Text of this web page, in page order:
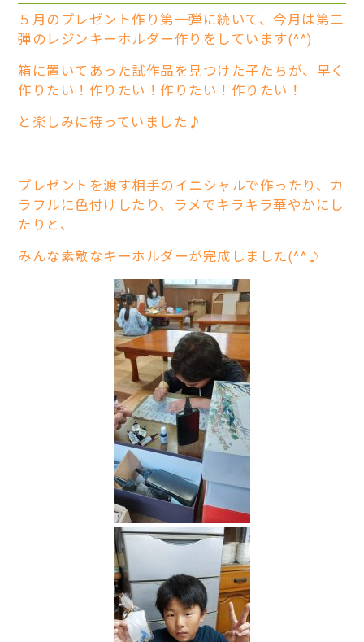
５月のプレゼント作り第一弾に続いて、今月は第二
弾のレジンキーホルダー作りをしています(^^)
箱に置いてあった試作品を見つけた子たちが、早く
作りたい！作りたい！作りたい！作りたい！
と楽しみに待っていました♪
プレゼントを渡す相手のイニシャルで作ったり、カ
ラフルに色付けしたり、ラメでキラキラ華やかにし
たりと、
みんな素敵なキーホルダーが完成しました(^^♪